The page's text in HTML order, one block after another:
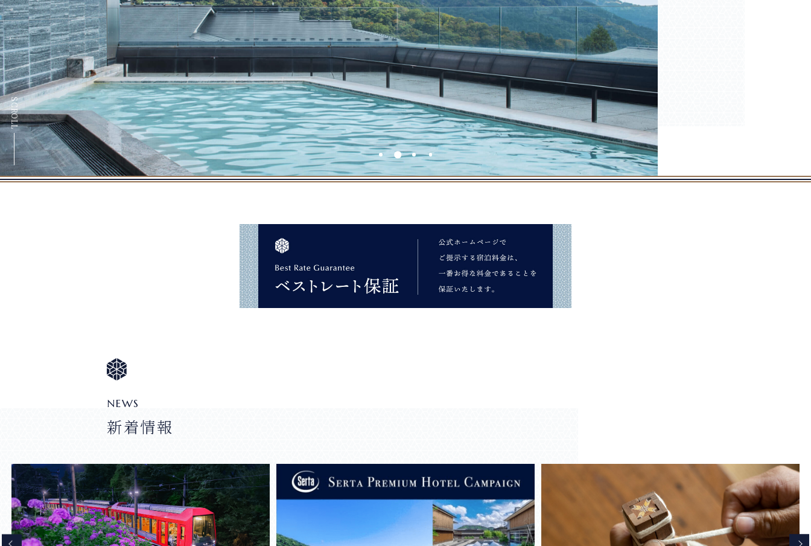
SCROLL
NEWS
新着情報